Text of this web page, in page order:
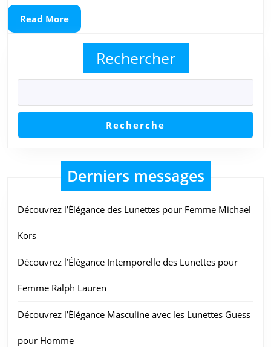
Homme
Read MoreRead
More
Rechercher
Recherche
Derniers messages
Découvrez l’Élégance des Lunettes pour Femme Michael
Kors
Découvrez l’Élégance Intemporelle des Lunettes pour
Femme Ralph Lauren
Découvrez l’Élégance Masculine avec les Lunettes Guess
pour Homme